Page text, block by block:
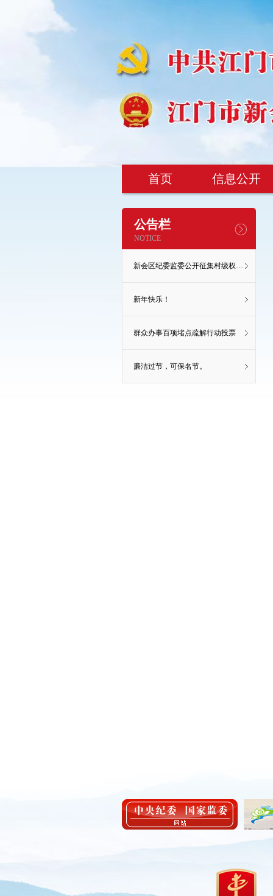
首页 信息公开
公告栏
NOTICE
新会区纪委监委公开征集村级权力监督微视频设计理念
新年快乐！
群众办事百项堵点疏解行动投票
廉洁过节，可保名节。